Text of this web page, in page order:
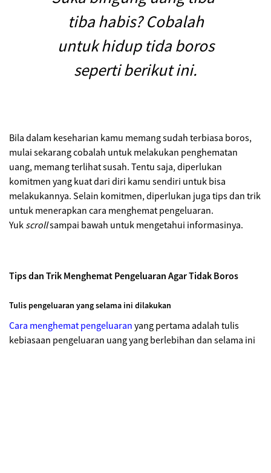
tiba habis? Cobalah
untuk hidup tida boros
seperti berikut ini.
Bila dalam keseharian kamu memang sudah terbiasa boros,
mulai sekarang cobalah untuk melakukan penghematan
uang, memang terlihat susah. Tentu saja, diperlukan
komitmen yang kuat dari diri kamu sendiri untuk bisa
melakukannya. Selain komitmen, diperlukan juga tips dan trik
untuk menerapkan cara menghemat pengeluaran.
Yuk scrollsampai bawah untuk mengetahui informasinya.
Tips dan Trik Menghemat Pengeluaran Agar Tidak Boros
Tulis pengeluaran yang selama ini dilakukan
Cara menghemat pengeluaran yang pertama adalah tulis
kebiasaan pengeluaran uang yang berlebihan dan selama ini